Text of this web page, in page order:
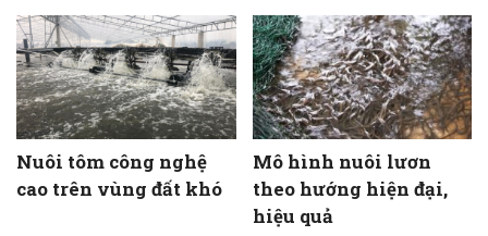
Nuôi tôm công nghệ
cao trên vùng đất khó
Mô hình nuôi lươn
theo hướng hiện đại,
hiệu quả